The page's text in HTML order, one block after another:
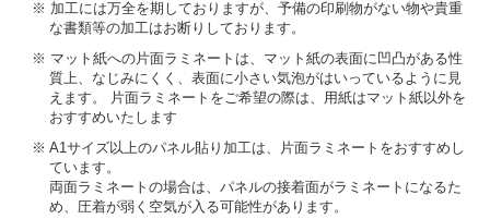
※ 加工には万全を期しておりますが、予備の印刷物がない物や貴重
な書類等の加工はお断りしております。
※ マット紙への片面ラミネートは、マット紙の表面に凹凸がある性
質上、なじみにくく、表面に小さい気泡がはいっているように見
えます。 片面ラミネートをご希望の際は、用紙はマット紙以外を
おすすめいたします
※ A1サイズ以上のパネル貼り加工は、片面ラミネートをおすすめし
ています。
両面ラミネートの場合は、パネルの接着面がラミネートになるた
め、圧着が弱く空気が入る可能性があります。